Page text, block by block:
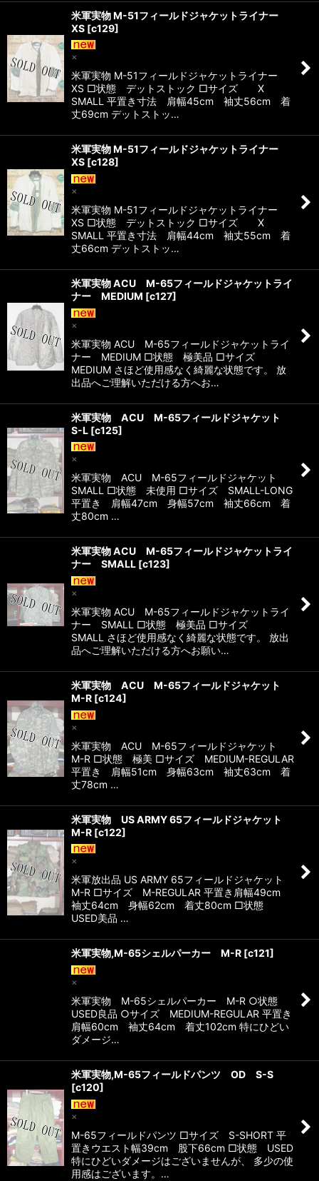
米軍実物 M-51フィールドジャケットライナー
XS [c129]
×
米軍実物 M-51フィールドジャケットライナー
XS □状態 デットストック □サイズ X
SMALL 平置き寸法 肩幅45cm 袖丈56cm 着
丈69cm デットストッ…
米軍実物 M-51フィールドジャケットライナー
XS [c128]
×
米軍実物 M-51フィールドジャケットライナー
XS □状態 デットストック □サイズ X
SMALL 平置き寸法 肩幅44cm 袖丈55cm 着
丈66cm デットストッ…
米軍実物 ACU M-65フィールドジャケットライ
ナー MEDIUM [c127]
×
米軍実物 ACU M-65フィールドジャケットライ
ナー MEDIUM □状態 極美品 □サイズ
MEDIUM さほど使用感なく綺麗な状態です。 放
出品へご理解いただける方へお…
米軍実物 ACU M-65フィールドジャケット
S-L [c125]
×
米軍実物 ACU M-65フィールドジャケット
SMALL □状態 未使用 □サイズ SMALL-LONG
平置き 肩幅47cm 身幅57cm 袖丈66cm 着
丈80cm …
米軍実物 ACU M-65フィールドジャケットライ
ナー SMALL [c123]
×
米軍実物 ACU M-65フィールドジャケットライ
ナー SMALL □状態 極美品 □サイズ
SMALL さほど使用感なく綺麗な状態です。 放出
品へご理解いただける方へお願い…
米軍実物 ACU M-65フィールドジャケット
M-R [c124]
×
米軍実物 ACU M-65フィールドジャケット
M-R □状態 極美 □サイズ MEDIUM-REGULAR
平置き 肩幅51cm 身幅63cm 袖丈63cm 着
丈78cm …
米軍実物 US ARMY 65フィールドジャケット
M-R [c122]
×
米軍放出品 US ARMY 65フィールドジャケット
M-R □サイズ M-REGULAR 平置き肩幅49cm
袖丈64cm 身幅62cm 着丈80cm □状態
USED美品 …
米軍実物,M-65シェルパーカー M-R [c121]
×
米軍実物 M-65シェルパーカー M-R ○状態
USED良品 ○サイズ MEDIUM-REGULAR 平置き
肩幅60cm 袖丈64cm 着丈102cm 特にひどい
ダメージ…
米軍実物,M-65フィールドパンツ OD S-S
[c120]
×
M-65フィールドパンツ □サイズ S-SHORT 平
置きウエスト幅39cm 股下66cm □状態 USED
特にひどいダメージはございませんが、 多少の使
用感はございます。…